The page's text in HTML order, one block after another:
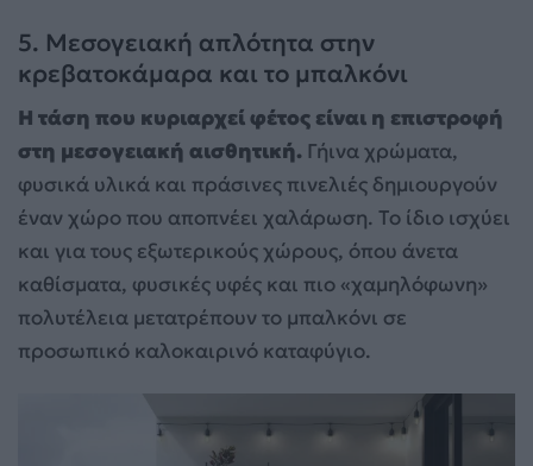
5. Μεσογειακή απλότητα στην
κρεβατοκάμαρα και το μπαλκόνι
Η τάση που κυριαρχεί φέτος είναι η επιστροφή
στη μεσογειακή αισθητική. Γήινα χρώματα,
φυσικά υλικά και πράσινες πινελιές δημιουργούν
έναν χώρο που αποπνέει χαλάρωση. Το ίδιο ισχύει
και για τους εξωτερικούς χώρους, όπου άνετα
καθίσματα, φυσικές υφές και πιο «χαμηλόφωνη»
πολυτέλεια μετατρέπουν το μπαλκόνι σε
προσωπικό καλοκαιρινό καταφύγιο.